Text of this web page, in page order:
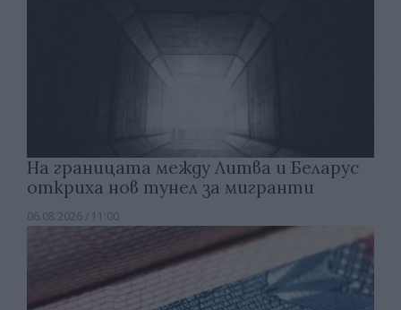
На границата между Литва и Беларус
откриха нов тунел за мигранти
06.08.2026 / 11:00